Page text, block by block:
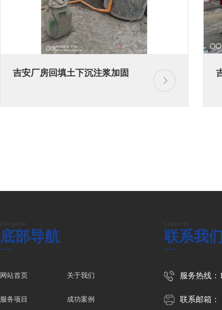
吉安厂房回填土下沉注浆加固
底部导航
网站首页 关于我们
服务项目 成功案例
联系我
服务热线：
联系邮箱：